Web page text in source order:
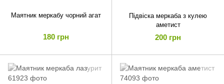
Маятник меркабу чорний агат
180 грн
Підвіска меркаба з кулею
аметист
200 грн